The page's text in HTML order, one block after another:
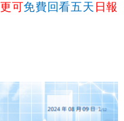
更可免費回看五天 日報